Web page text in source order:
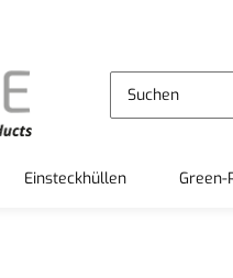
Einsteckhüllen Green-